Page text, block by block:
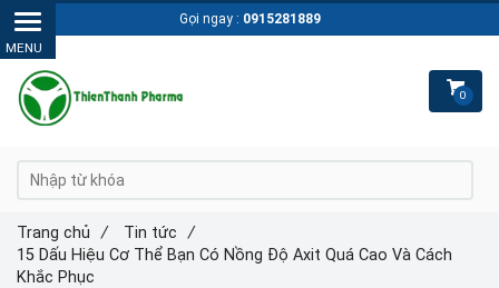
Trang chủ / Tin tức
/
15 Dấu Hiệu Cơ Thể Bạn Có Nồng Độ Axit Quá Cao Và Cách
Khắc Phục
Gọi ngay : 0915281889
0